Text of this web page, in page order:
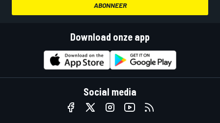
ABONNEER
Download onze app
Social media